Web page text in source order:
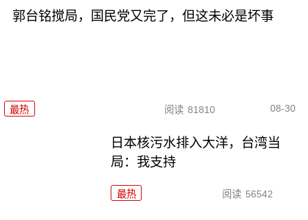
郭台铭搅局，国民党又完了，但这未必是坏事
最热 阅读 81810 08-30
日本核污水排入大洋，台湾当
局：我支持
最热 阅读 56542